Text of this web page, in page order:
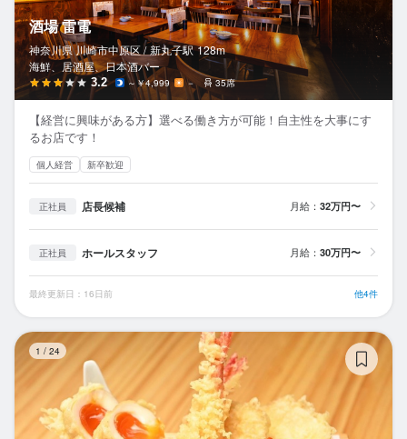
酒場 雷電
神奈川県 川崎市中原区 / 新丸子駅 128m
海鮮、居酒屋、日本酒バー
3.2 ～￥4,999 － 35席
【経営に興味がある方】選べる働き方が可能！自主性を大事にす
るお店です！
個人経営 新卒歓迎
正社員 店長候補 月給： 32万円〜
正社員 ホールスタッフ 月給： 30万円〜
最終更新日：16日前 他4件
1 / 24